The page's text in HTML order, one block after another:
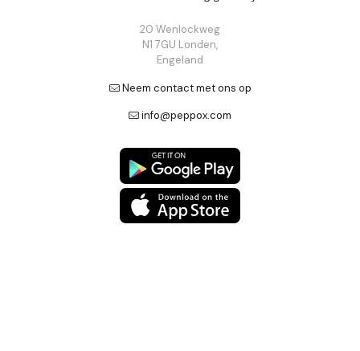
20 Wenlockweg
N1 7GU Londen,
Engeland
Neem contact met ons op
info@peppox.com